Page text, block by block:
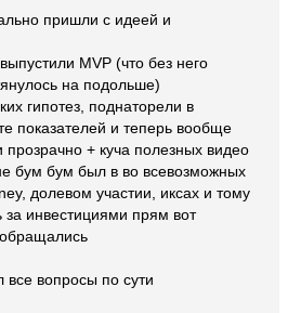
пришли с идеей и
MVP (что без него
на подольше)
гипотез, поднаторели в
показателей и теперь вообще
прозрачно + куча полезных видео
бум бум был в во всевозможных
долевом участии, иксах и тому
за инвестициями прям вот
все вопросы по сути